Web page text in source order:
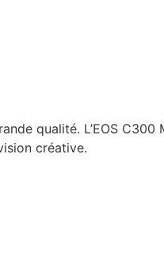
qualité. L’EOS
créative.